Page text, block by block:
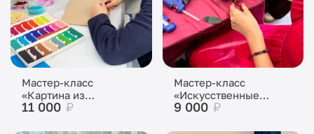
Мастер-класс
«Картина из
пластилина»
11 000 ₽
Мастер-класс
«Искусственные
цветы»
9 000 ₽